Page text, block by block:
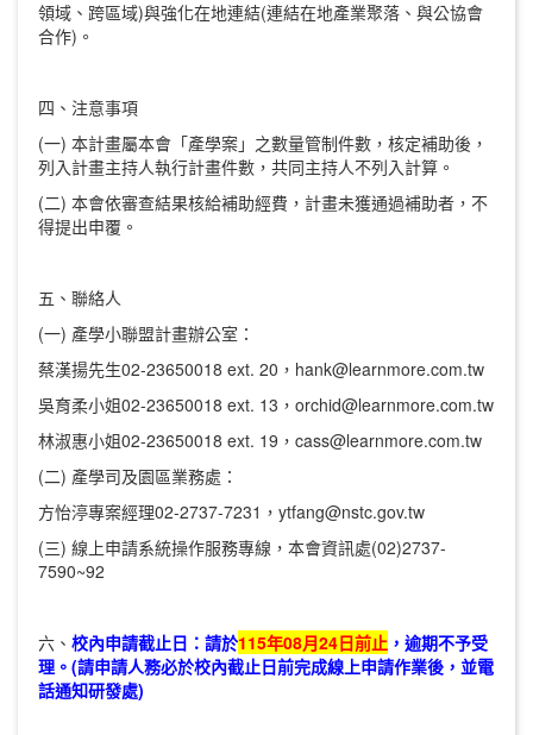
領域、跨區域)與強化在地連結(連結在地產業聚落、與公協會
合作)。
四、注意事項
(一) 本計畫屬本會「產學案」之數量管制件數，核定補助後，
列入計畫主持人執行計畫件數，共同主持人不列入計算。
(二) 本會依審查結果核給補助經費，計畫未獲通過補助者，不
得提出申覆。
五、聯絡人
(一) 產學小聯盟計畫辦公室：
蔡漢揚先生02-23650018 ext. 20，hank@learnmore.com.tw
吳育柔小姐02-23650018 ext. 13，orchid@learnmore.com.tw
林淑惠小姐02-23650018 ext. 19，cass@learnmore.com.tw
(二) 產學司及園區業務處：
方怡渟專案經理02-2737-7231，ytfang@nstc.gov.tw
(三) 線上申請系統操作服務專線，本會資訊處(02)2737-
7590~92
六、 校內申請截止日 ：請於115年08月24日前止，逾期不予受
理。(請申請人務必於校內截止日前完成線上申請作業後，並電
話通知研發處)